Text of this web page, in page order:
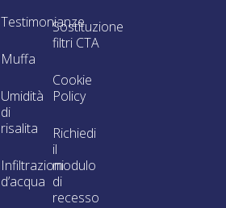
Testimonianze
Muffa
Umidità
di
risalita
Infiltrazioni
d’acqua
Sostituzione
filtri CTA
Cookie
Policy
Richiedi
il
modulo
di
recesso